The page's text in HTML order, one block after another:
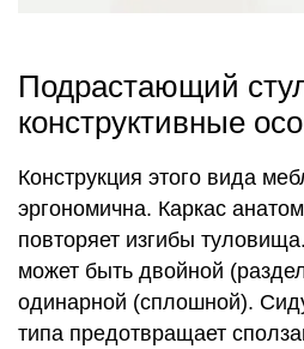
Подрастающий
конструктивные
Конструкция этого вида
эргономична. Каркас
повторяет изгибы
может быть двойной
одинарной (сплошной).
типа предотвращает